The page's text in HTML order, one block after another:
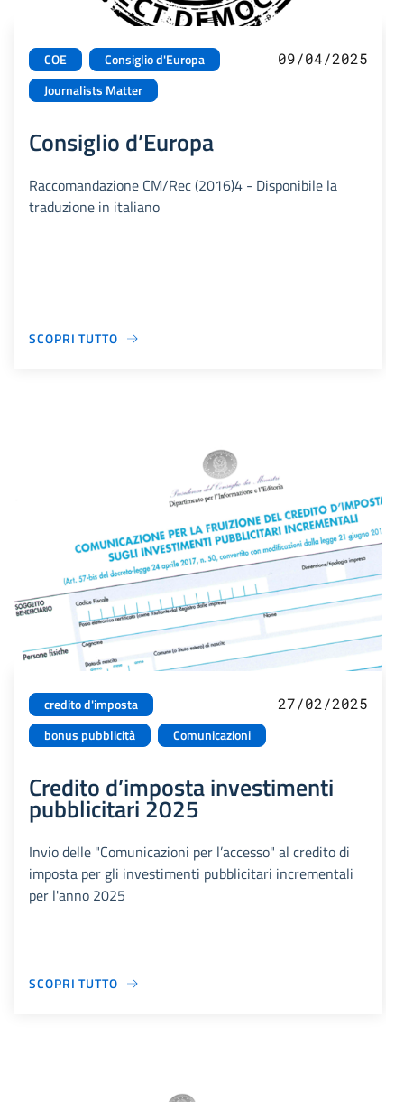
COE
Consiglio d'Europa
Journalists Matter
09/04/2025
Consiglio d’Europa
Raccomandazione CM/Rec (2016)4 - Disponibile la
traduzione in italiano
SCOPRI TUTTO
credito d'imposta
bonus pubblicità
Comunicazioni
27/02/2025
Credito d’imposta investimenti
pubblicitari 2025
Invio delle "Comunicazioni per l’accesso" al credito di
imposta per gli investimenti pubblicitari incrementali
per l'anno 2025
SCOPRI TUTTO